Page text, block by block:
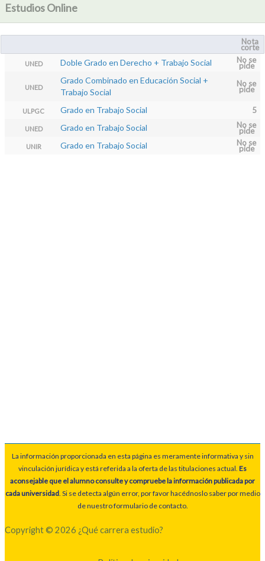
Estudios Online
Nota
corte
UNED Doble Grado en Derecho + Trabajo Social No se
pide
UNED
Grado Combinado en Educación Social +
Trabajo Social
No se
pide
ULPGC Grado en Trabajo Social 5
UNED Grado en Trabajo Social No se
pide
UNIR Grado en Trabajo Social No se
pide
La información proporcionada en esta página es meramente informativa y sin
vinculación jurídica y está referida a la oferta de las titulaciones actual. Es
aconsejable que el alumno consulte y compruebe la información publicada por
cada universidad. Si se detecta algún error, por favor hacédnoslo saber por medio
de nuestro formulario de contacto.
Copyright © 2026 ¿Qué carrera estudio?